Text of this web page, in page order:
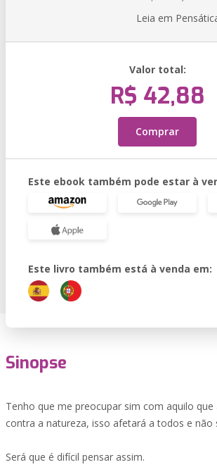
Leia em
Valor total:
R$ 42,88
Comprar
Este ebook também pode estar à
Este livro também está à venda em:
Sinopse
Tenho que me preocupar sim com aquilo que
contra a natureza, isso afetará a todos e não
Será que é difícil pensar assim.